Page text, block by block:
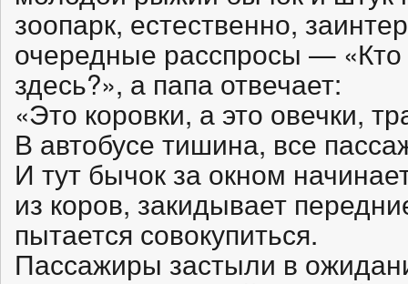
зоопарк, естественно,
очередные расспросы —
здесь?», а папа отвечает:
«Это коровки, а это овечки,
В автобусе тишина, все
И тут бычок за окном
из коров, закидывает
пытается совокупиться.
Пассажиры застыли в